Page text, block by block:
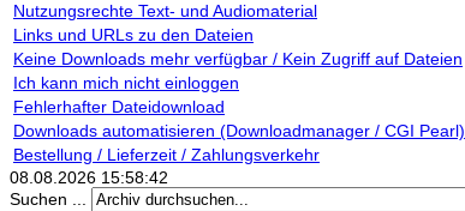
Nutzungsrechte Text- und Audiomaterial
Links und URLs zu den Dateien
Keine Downloads mehr verfügbar / Kein Zugriff auf Dateien
Ich kann mich nicht einloggen
Fehlerhafter Dateidownload
Downloads automatisieren (Downloadmanager / CGI Pearl)
Bestellung / Lieferzeit / Zahlungsverkehr
08.08.2026 15:58:42
Suchen ...